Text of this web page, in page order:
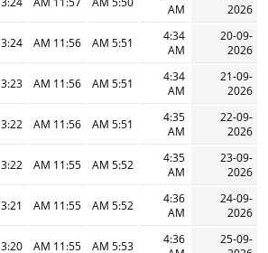
2026
AM
20-09-
2026
4:34
AM
5:51 AM
11:56 AM
3:24 PM
21-09-
2026
4:34
AM
5:51 AM
11:56 AM
3:23 PM
22-09-
2026
4:35
AM
5:51 AM
11:56 AM
3:22 PM
23-09-
2026
4:35
AM
5:52 AM
11:55 AM
3:22 PM
24-09-
2026
4:36
AM
5:52 AM
11:55 AM
3:21 PM
25-09-
4:36
5:53 AM
11:55 AM
3:20 PM